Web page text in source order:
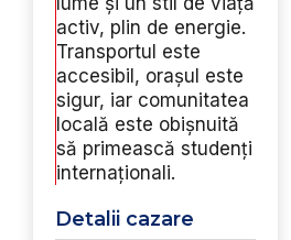
activ, plin de energie.
Transportul este
accesibil, orașul este
sigur, iar comunitatea
locală este obișnuită
să primească studenți
internaționali.
Detalii cazare